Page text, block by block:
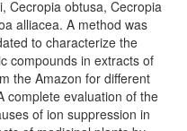
Cecropia obtusa, Cecropia
alliacea. A method was
to characterize the
compounds in extracts of
the Amazon for different
complete evaluation of the
of ion suppression in